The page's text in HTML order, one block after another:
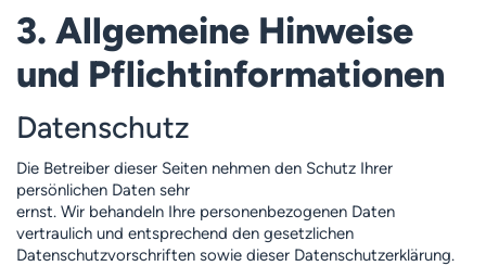
3. Allgemeine Hinweise
und Pflicht­informationen
Datenschutz
Die Betreiber dieser Seiten nehmen den Schutz Ihrer
persönlichen Daten sehr
ernst. Wir behandeln Ihre personenbezogenen Daten
vertraulich und entsprechend den gesetzlichen
Datenschutzvorschriften sowie dieser Datenschutzerklärung.